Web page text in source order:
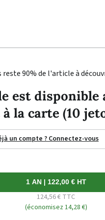
reste 90% de l'article à
est disponible
la carte (10
un compte ? Connectez-vous
1 AN | 122,00 € HT
124,56 € TTC
(économisez 14,28 €)